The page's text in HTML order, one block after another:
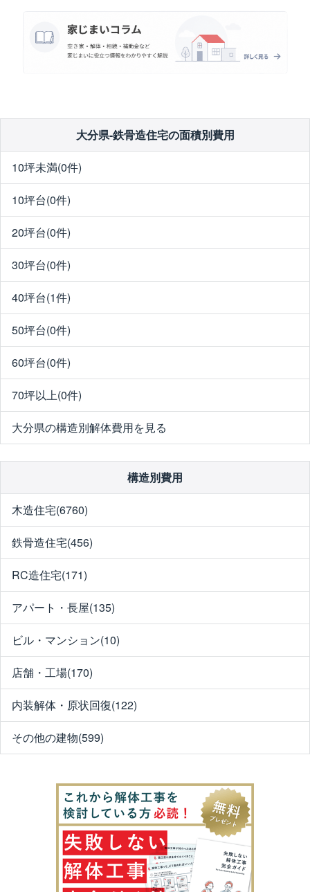
大分県-鉄骨造住宅の面積別費用
10坪未満(0件)
10坪台(0件)
20坪台(0件)
30坪台(0件)
40坪台(1件)
50坪台(0件)
60坪台(0件)
70坪以上(0件)
大分県の構造別解体費用を見る
構造別費用
木造住宅(6760)
鉄骨造住宅(456)
RC造住宅(171)
アパート・長屋(135)
ビル・マンション(10)
店舗・工場(170)
内装解体・原状回復(122)
その他の建物(599)